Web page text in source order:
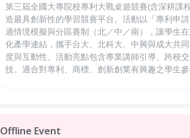
第三屆全國大專院校專利大戰桌遊競賽(含深耕課
造最具創新性的學習競賽平台。活動以「專利申
過情境模擬與分區賽制（北／中／南），讓學生
化產學連結，攜手台大、北科大、中興與成大共
度與互動性。活動亮點包含專業講師引導、跨校
技。適合對專利、商標、創新創業有興趣之學生參
Offline Event